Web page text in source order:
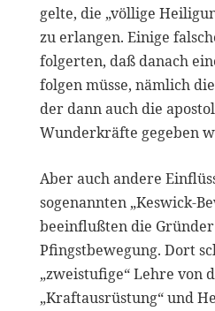
gelte, die „völlige
zu erlangen. Einige
folgerten, daß danach
folgen müsse, nämlich
der dann auch die
Wunderkräfte gegeben
Aber auch andere
sogenannten „Keswick-
beeinflußten die
Pfingstbewegung. Dort
„zweistufige“ Lehre von
„Kraftausrüstung“ und